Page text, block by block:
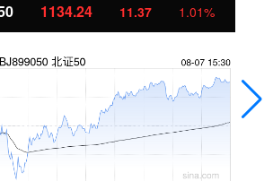
1134.24 11.37 1.01%